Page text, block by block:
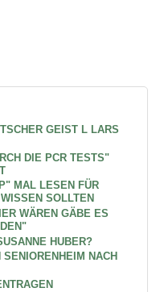
GEIST L LARS
DIE PCR TESTS"
MAL LESEN FÜR
SOLLTEN
WÄREN GÄBE ES
HUBER?
NACH